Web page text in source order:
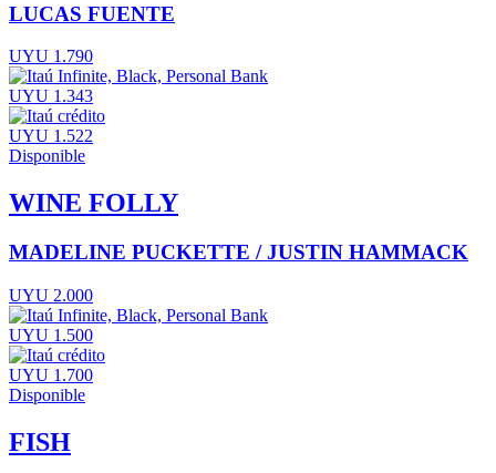
LUCAS FUENTE
UYU 1.790
UYU 1.343
UYU 1.522
Disponible
WINE FOLLY
MADELINE PUCKETTE / JUSTIN HAMMACK
UYU 2.000
UYU 1.500
UYU 1.700
Disponible
FISH